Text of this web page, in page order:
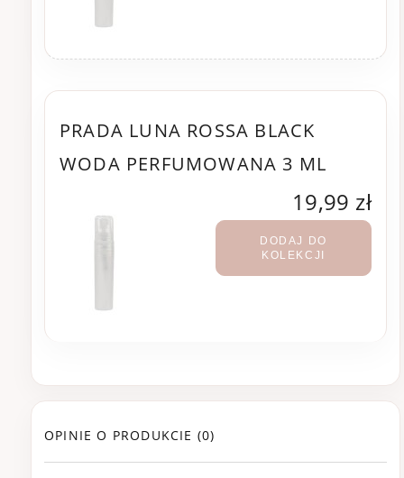
PRADA LUNA ROSSA BLACK
WODA PERFUMOWANA 3 ML
19,99 zł
DODAJ DO
KOLEKCJI
OPINIE O PRODUKCIE (0)